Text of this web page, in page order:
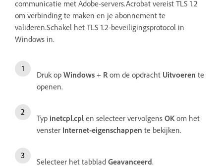
communicatie met Adobe-servers.Acrobat vereist TLS 1.2
om verbinding te maken en je abonnement te
valideren.Schakel het TLS 1.2-beveiligingsprotocol in
Windows in.
Druk op Windows + R om de opdracht Uitvoeren te
openen.
Typ inetcpl.cpl en selecteer vervolgens OK om het
venster Internet-eigenschappen te bekijken.
Selecteer het tabblad Geavanceerd.